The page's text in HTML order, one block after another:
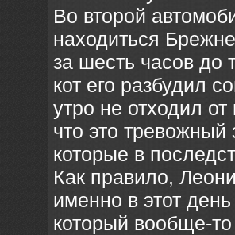
Во второй
находиться
за шесть часов до
кот его разбудил
утро не отходил
что это
которые в
Как правило,
именно в этот
который вообще-